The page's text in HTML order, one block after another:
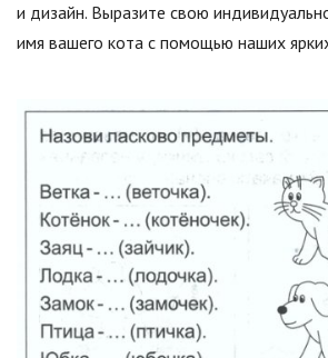
и дизайн. Выразите свою
имя вашего кота с помощью наших